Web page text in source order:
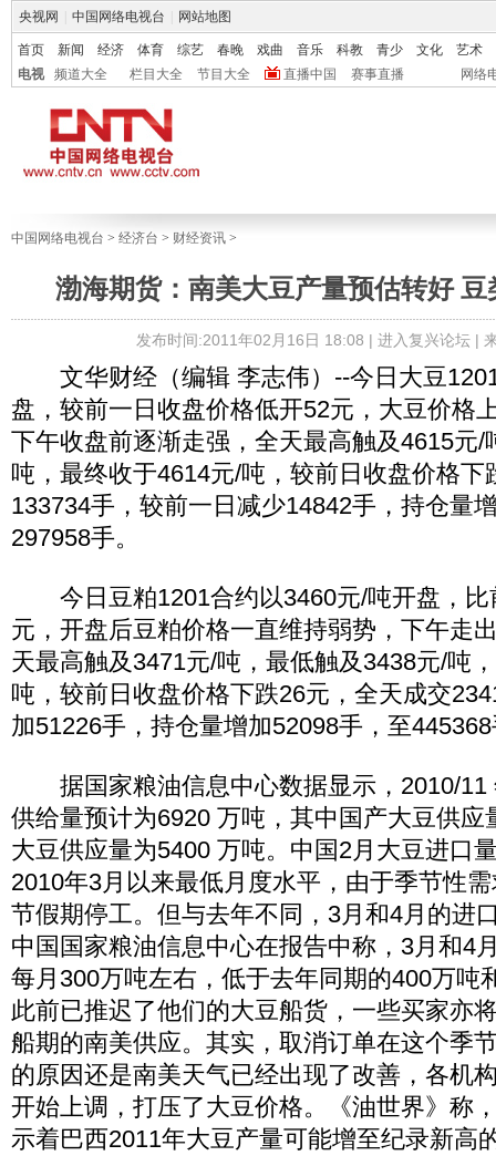
央视网 中国网络电视台 网站地图
首页 新闻 经济 体育 综艺 春晚 戏曲 音乐 科教 青少 文化
艺术
电视
频道大全 栏目大全 节目大全 直播中国 赛事直播 网络
中国网络电视台 > 经济台 > 财经资讯 >
渤海期货：南美大豆产量预估转好
发布时间:2011年02月16日 18:08 | 进入复兴论坛|
文华财经（编辑 李志伟）--今日大豆
盘，较前一日收盘价格低开52元，大豆价格
下午收盘前逐渐走强，全天最高触及4615元/
吨，最终收于4614元/吨，较前日收盘价格下
133734手，较前一日减少14842手，持仓量
297958手。
今日豆粕1201合约以3460元/吨开盘，比
元，开盘后豆粕价格一直维持弱势，下午走
天最高触及3471元/吨，最低触及3438元/吨
吨，较前日收盘价格下跌26元，全天成交
加51226手，持仓量增加52098手，至
据国家粮油信息中心数据显示，2010/11
供给量预计为6920 万吨，其中国产大豆供应
大豆供应量为5400 万吨。中国2月大豆进口
2010年3月以来最低月度水平，由于季节性
节假期停工。但与去年不同，3月和4月的进
中国国家粮油信息中心在报告中称，3月和4
每月300万吨左右，低于去年同期的400万吨
此前已推迟了他们的大豆船货，一些买家亦
船期的南美供应。其实，取消订单在这个季
的原因还是南美天气已经出现了改善，各机
开始上调，打压了大豆价格。《油世界》称
示着巴西2011年大豆产量可能增至纪录新高